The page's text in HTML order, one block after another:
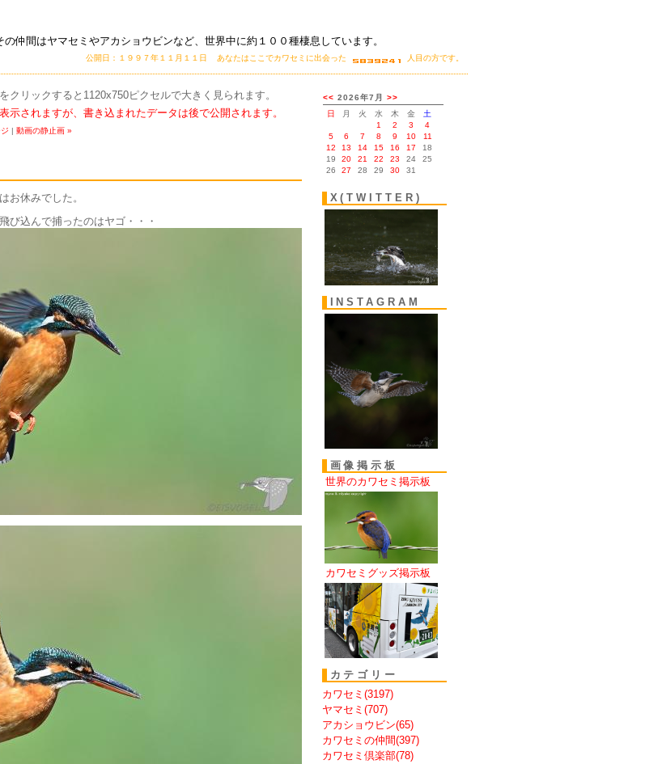
仲間はヤマセミやアカショウビンなど、世界中に約１００種棲息しています。
公開日：１９９７年１１月１１日 あなたはここでカワセミに出会った 人目の方です。
クリックすると1120x750ピクセルで大きく見られます。
示されますが、書き込まれたデータは後で公開されます。
| 動画の静止画 »
お休みでした。
び込んで捕ったのはヤゴ・・・
X(TWITTER)
INSTAGRAM
画像掲示板
世界のカワセミ掲示板
カワセミグッズ掲示板
カテゴリー
カワセミ(3197)
ヤマセミ(707)
アカショウビン(65)
カワセミの仲間(397)
カワセミ倶楽部(78)